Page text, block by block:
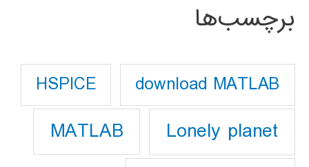
برچسب‌ها
download MATLAB
HSPICE
Lonely planet
MATLAB